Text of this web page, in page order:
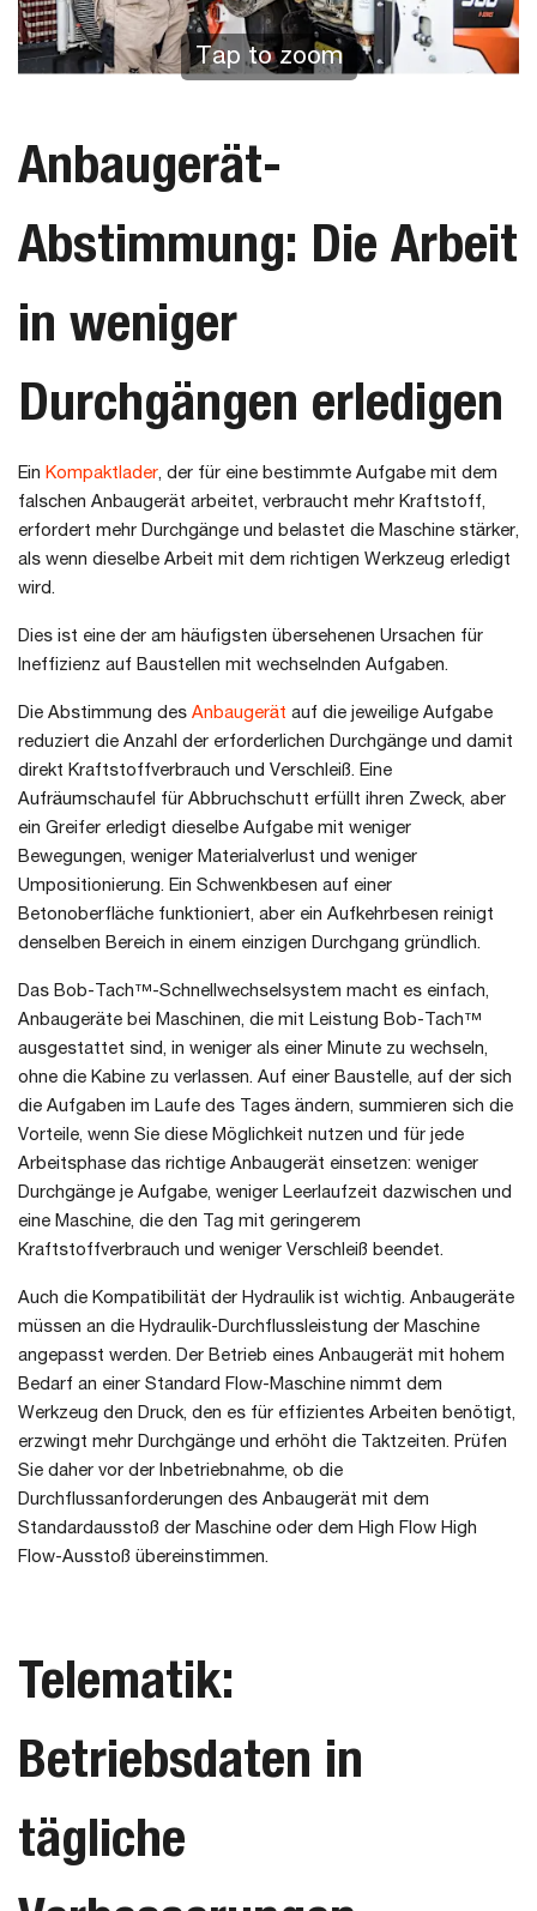
Tap to zoom
Anbaugerät-
Abstimmung: Die Arbeit
in weniger
Durchgängen erledigen
Ein Kompaktlader, der für eine bestimmte Aufgabe mit dem
falschen Anbaugerät arbeitet, verbraucht mehr Kraftstoff,
erfordert mehr Durchgänge und belastet die Maschine stärker,
als wenn dieselbe Arbeit mit dem richtigen Werkzeug erledigt
wird.
Dies ist eine der am häufigsten übersehenen Ursachen für
Ineffizienz auf Baustellen mit wechselnden Aufgaben.
Die Abstimmung des Anbaugerät auf die jeweilige Aufgabe
reduziert die Anzahl der erforderlichen Durchgänge und damit
direkt Kraftstoffverbrauch und Verschleiß. Eine
Aufräumschaufel für Abbruchschutt erfüllt ihren Zweck, aber
ein Greifer erledigt dieselbe Aufgabe mit weniger
Bewegungen, weniger Materialverlust und weniger
Umpositionierung. Ein Schwenkbesen auf einer
Betonoberfläche funktioniert, aber ein Aufkehrbesen reinigt
denselben Bereich in einem einzigen Durchgang gründlich.
Das Bob-Tach™-Schnellwechselsystem macht es einfach,
Anbaugeräte bei Maschinen, die mit Leistung Bob-Tach™
ausgestattet sind, in weniger als einer Minute zu wechseln,
ohne die Kabine zu verlassen. Auf einer Baustelle, auf der sich
die Aufgaben im Laufe des Tages ändern, summieren sich die
Vorteile, wenn Sie diese Möglichkeit nutzen und für jede
Arbeitsphase das richtige Anbaugerät einsetzen: weniger
Durchgänge je Aufgabe, weniger Leerlaufzeit dazwischen und
eine Maschine, die den Tag mit geringerem
Kraftstoffverbrauch und weniger Verschleiß beendet.
Auch die Kompatibilität der Hydraulik ist wichtig. Anbaugeräte
müssen an die Hydraulik-Durchflussleistung der Maschine
angepasst werden. Der Betrieb eines Anbaugerät mit hohem
Bedarf an einer Standard Flow-Maschine nimmt dem
Werkzeug den Druck, den es für effizientes Arbeiten benötigt,
erzwingt mehr Durchgänge und erhöht die Taktzeiten. Prüfen
Sie daher vor der Inbetriebnahme, ob die
Durchflussanforderungen des Anbaugerät mit dem
Standardausstoß der Maschine oder dem High Flow High
Flow-Ausstoß übereinstimmen.
Telematik:
Betriebsdaten in
tägliche